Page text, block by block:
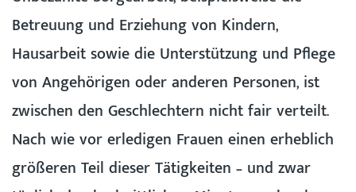
Betreuung und Erziehung von Kindern,
Hausarbeit sowie die Unterstützung und Pflege
von Angehörigen oder anderen Personen, ist
zwischen den Geschlechtern nicht fair verteilt.
Nach wie vor erledigen Frauen einen erheblich
größeren Teil dieser Tätigkeiten – und zwar